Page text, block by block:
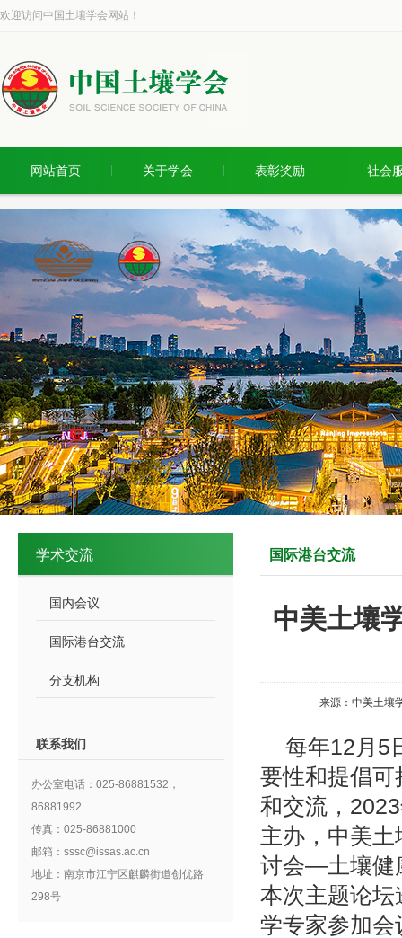
欢迎访问中国土壤学会网站！
网站首页 关于学会 表彰奖励 社会
学术交流
国内会议
国际港台交流
分支机构
联系我们
办公室电话：025-86881532，
86881992
传真：025-86881000
邮箱：sssc@issas.ac.cn
地址：南京市江宁区麒麟街道创优路
298号
国际港台交流
中美土壤
来源：中美土壤
每年12月5
要性和提倡
和交流，
主办，中美土
讨会—土壤健
本次主题论
学专家参加